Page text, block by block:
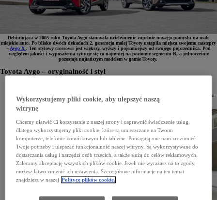
Debiutująca w 2005 roku Toyota Aygo stanowiła ucieleśnienie zupełnie nowego pomysłu na małe
miejskie auto. Po blisko dwóch dekadach 2. generacja małej Toyoty ustąpiła miejsca swojemu następcy
– Aygo X . Ten stylowy crossover jest większy, wyższy i pojemniejszy od swojego poprzednika. Pod
względem jakości i wyposażenia sytuuje się co najmniej na poziomie segmentu B, a jednocześnie
pozostaje najtańszym modelem w gamie Toyoty.
Toyota Aygo – oryginalność i styl
niepodobną do niewyróżniających się i pozbawionych wygód samochodów segmentu A tamtej epoki.
Coraz to nowe edycje specjalne, wyjątkowe opcje kolorystyczne i wersje wyposażenia oraz dwa
faceliftingi w 2008 i 2012 roku sprawiały, że samochód był cały czas nowoczesny i interesujący.
Wykorzystujemy pliki cookie, aby ulepszyć naszą
witrynę
Chcemy ułatwić Ci korzystanie z naszej strony i usprawnić świadczenie usług,
dlatego wykorzystujemy pliki cookie, które są umieszczane na Twoim
komputerze, telefonie komórkowym lub tablecie. Pomagają one nam zrozumieć
Twoje potrzeby i ulepszać funkcjonalność naszej witryny. Są wykorzystywane do
dostarczania usług i narzędzi osób trzecich, a także służą do celów reklamowych.
Zalecamy akceptację wszystkich plików cookie. Jeżeli nie wyrażasz na to zgody,
możesz łatwo zmienić ich ustawienia. Szczegółowe informacje na ten temat
znajdziesz w naszej Polityce plików cookie.